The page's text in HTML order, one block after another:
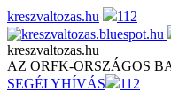
Skip
to
content
kreszvaltozas.hu 112
kreszvaltozas.hu
AZ ORFK-ORSZÁGOS
SEGÉLYHÍVÁS
112